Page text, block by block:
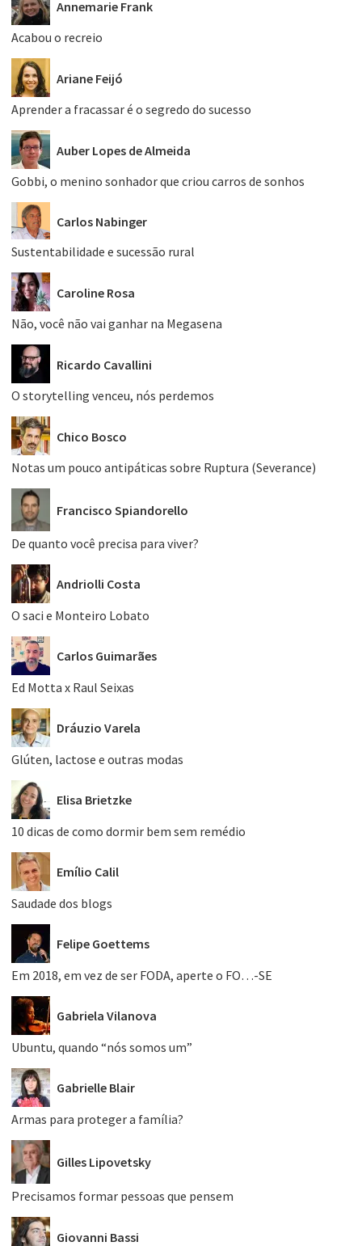
Annemarie Frank
Acabou o recreio
Ariane Feijó
Aprender a fracassar é o segredo do sucesso
Auber Lopes de Almeida
Gobbi, o menino sonhador que criou carros de sonhos
Carlos Nabinger
Sustentabilidade e sucessão rural
Caroline Rosa
Não, você não vai ganhar na Megasena
Ricardo Cavallini
O storytelling venceu, nós perdemos
Chico Bosco
Notas um pouco antipáticas sobre Ruptura (Severance)
Francisco Spiandorello
De quanto você precisa para viver?
Andriolli Costa
O saci e Monteiro Lobato
Carlos Guimarães
Ed Motta x Raul Seixas
Dráuzio Varela
Glúten, lactose e outras modas
Elisa Brietzke
10 dicas de como dormir bem sem remédio
Emílio Calil
Saudade dos blogs
Felipe Goettems
Em 2018, em vez de ser FODA, aperte o FO…-SE
Gabriela Vilanova
Ubuntu, quando “nós somos um”
Gabrielle Blair
Armas para proteger a família?
Gilles Lipovetsky
Precisamos formar pessoas que pensem
Giovanni Bassi